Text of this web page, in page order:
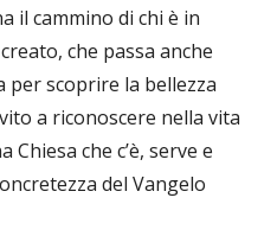
il cammino di chi è in
che passa anche
per scoprire la bellezza
a riconoscere nella vita
che c’è, serve e
del Vangelo